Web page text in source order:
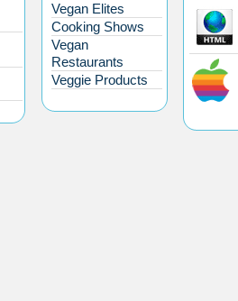
Vegan Elites
Cooking Shows
Vegan
Restaurants
Veggie Products